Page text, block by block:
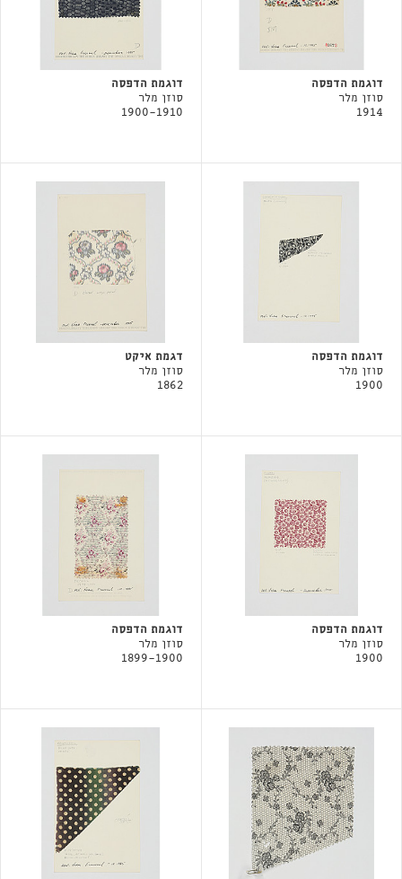
דוגמת הדפסה
סוזן מלר
1914
דוגמת הדפסה
סוזן מלר
1900-1910
דוגמת הדפסה
סוזן מלר
1900
דגמת איקט
סוזן מלר
1862
דוגמת הדפסה
סוזן מלר
1900
דוגמת הדפסה
סוזן מלר
1899-1900